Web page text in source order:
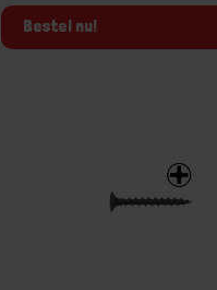
Bestel nu!